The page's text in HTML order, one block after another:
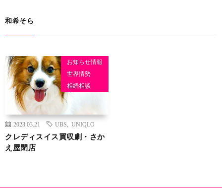
和希そら
お知らせ情報
世界情勢
相続相談
2023.03.21 UBS UNIQLO
クレディスイス買収劇・さか
え屋閉店